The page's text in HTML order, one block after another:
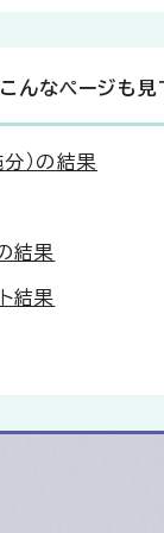
んなページも見
）の結果
結果
結果